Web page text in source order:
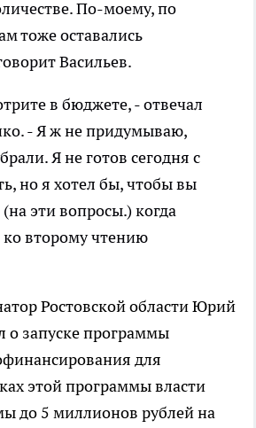
По-моему, по
тоже оставались
Васильев.
в бюджете, - отвечал
- Я ж не придумываю,
Я не готов сегодня с
но я хотел бы, чтобы вы
эти вопросы.) когда
ко второму чтению
Ростовской области Юрий
о запуске программы
для
этой программы власти
до 5 миллионов рублей на